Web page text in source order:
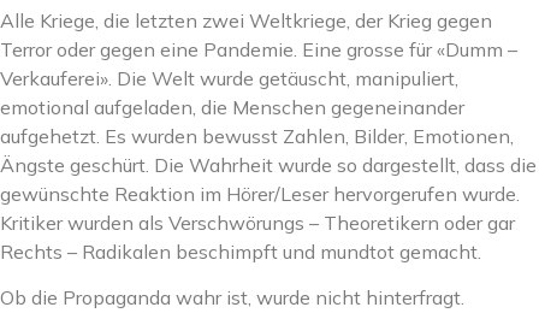
Alle Kriege, die letzten zwei Weltkriege, der Krieg gegen
Terror oder gegen eine Pandemie. Eine grosse für «Dumm –
Verkauferei». Die Welt wurde getäuscht, manipuliert,
emotional aufgeladen, die Menschen gegeneinander
aufgehetzt. Es wurden bewusst Zahlen, Bilder, Emotionen,
Ängste geschürt. Die Wahrheit wurde so dargestellt, dass die
gewünschte Reaktion im Hörer/Leser hervorgerufen wurde.
Kritiker wurden als Verschwörungs – Theoretikern oder gar
Rechts – Radikalen beschimpft und mundtot gemacht.
Ob die Propaganda wahr ist, wurde nicht hinterfragt.